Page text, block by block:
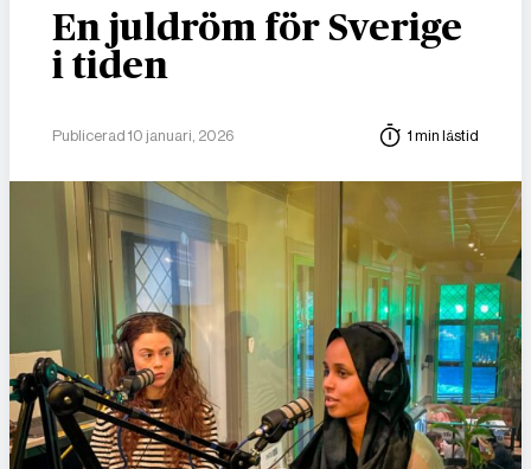
En juldröm för Sverige
i tiden
Publicerad 10 januari, 2026 1 min lästid